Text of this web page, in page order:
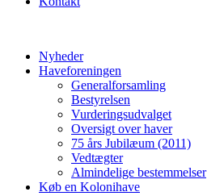
Nyheder
Haveforeningen
Generalforsamling
Bestyrelsen
Vurderingsudvalget
Oversigt over haver
75 års Jubilæum (2011)
Vedtægter
Almindelige bestemmelser
Køb en Kolonihave